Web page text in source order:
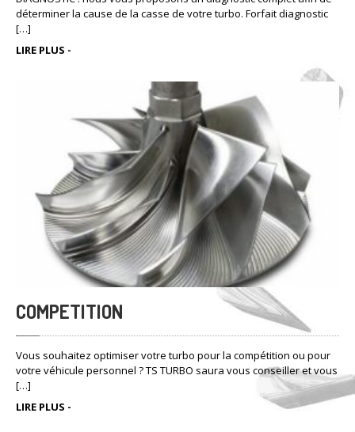
déterminer la cause de la casse de votre turbo. Forfait diagnostic
[…]
LIRE PLUS -
COMPETITION
Vous souhaitez optimiser votre turbo pour la compétition ou pour
votre véhicule personnel ? TS TURBO saura vous conseiller et vous
[…]
LIRE PLUS -